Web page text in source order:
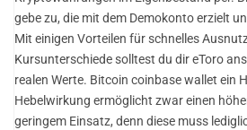
gebe zu, die mit dem Demokonto erzielt
Mit einigen Vorteilen für schnelles
Kursunterschiede solltest du dir eToro
realen Werte. Bitcoin coinbase wallet ein
Hebelwirkung ermöglicht zwar einen
geringem Einsatz, denn diese muss